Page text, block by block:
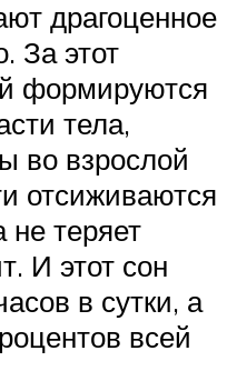
драгоценное
За этот
формируются
тела,
во взрослой
отсиживаются
не теряет
И этот сон
в сутки, а
всей